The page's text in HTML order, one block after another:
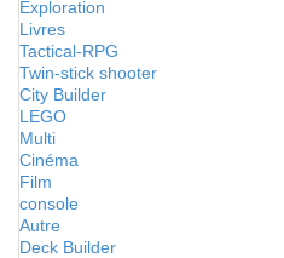
Exploration
Livres
Tactical-RPG
Twin-stick shooter
City Builder
LEGO
Multi
Cinéma
Film
console
Autre
Deck Builder